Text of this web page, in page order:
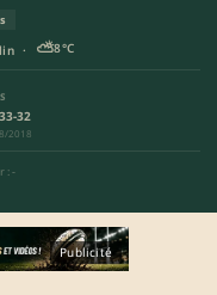
· ⛅8°C
33-32
2018
: -
Publicité